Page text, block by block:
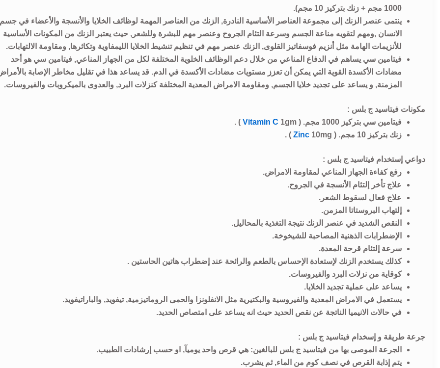
1000 مجم + زنك بتركيز 10 مجم).
ينتمى عنصر الزنك إلى مجموعة العناصر الأساسية النادرة, الزنك من العناصر المهمة لوظائف الخلايا والأنسجة والأعضاء في جسم
الانسان ,ومهم لتقويه مناعة الجسم وسرعة التئام الجروح وعنصر مهم للبشرة وللشعر, حيث يعتبر الزنك من المكونات الأساسية
للأنزيمات الهامة مثل أنزيم فوسفاتيز القلوی, الزنك عنصر مهم في تنظيم تنشيط الخلايا الليمفاوية وتكاثرها, ومقاومة الالتهابات.
فيتامين سي يساهم في الدفاع المناعي من خلال دعم الوظائف الخلوية المختلفة لكل من الجهاز المناعي, فيتامين سي هو أحد
مضادات الأكسدة القوية التي يمكن أن تعزز مستويات مضادات الأكسدة في الدم. قد يساعد هذا في تقليل مخاطر الإصابة
المزمنة, و يساعد على تجديد خلايا الجسم, ومقاومة الامراض المعدية المختلفة كنزلات البرد, والعدوى بالميكروبات والفيروسات.
مكونات فيتاسيد ج بلس :
فيتامين سي بتركيز 1000 مجم. (
Vitamin C 1gm ) .
زنك بتركيز 10 مجم. (
Zinc 10mg ) .
دواعي إستخدام فيتاسيد ج بلس :
رفع كفاءة الجهاز المناعي لمقاومة الامراض.
علاج تأخر إلتئام الأنسجة في الجروح.
علاج فعال لسقوط الشعر.
إلتهاب البروستاتا المزمن.
النقص الشديد في عنصر الزنك نتيجة التغذية بالمحاليل.
الإضطرابات الذهنية المصاحبة للشيخوخة.
سرعة إلتئام قرحة المعدة.
كذلك يستخدم الزنك لإستعادة الإحساس بالطعم والرائحة عند إضطراب هاتين الحاستين .
كوقاية من نزلات البرد والفيروسات.
يساعد على عملية تجديد الخلايا.
يستعمل في الامراض المعدية والفيروسية والبكتيرية مثل الانفلونزا والحمى الروماتيزمية, تيفويد, والباراتيفويد.
في حالات الانيميا الناتجة عن نقص الحديد حيث انه يساعد على امتصاص الحديد.
جرعة طريقة و إسخدام فيتاسيد ج بلس :
الجرعة الموصى بها من فيتاسيد ج بلس للبالغين: هي قرص واحد يوميآ, او حسب إرشادات الطبيب.
يتم إذابة القرص في نصف كوم من الماء, ثم يشرب.